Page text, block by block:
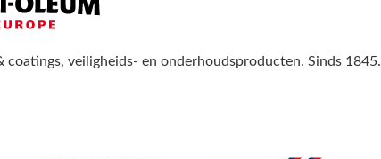
veiligheids- en onderhoudsproducten. Sinds 1845.